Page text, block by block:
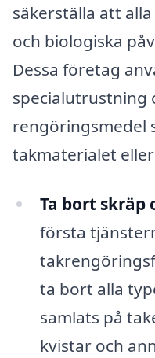
säkerställa att
och biologiska
Dessa företag
specialutrustning
rengöringsmedel
takmaterialet
Ta bort skräp
första
ta bort alla
samlats på
kvistar och